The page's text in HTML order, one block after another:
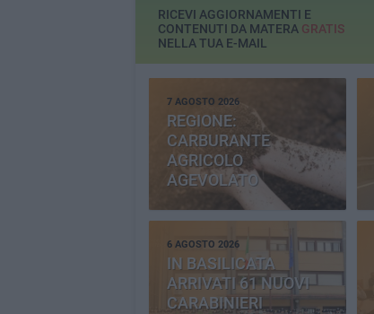
RICEVI AGGIORNAMENTI E
CONTENUTI DA MATERA GRATIS
NELLA TUA E-MAIL
7 AGOSTO 2026
REGIONE:
CARBURANTE
AGRICOLO
AGEVOLATO
6 AGOSTO 2026
IN BASILICATA
ARRIVATI 61 NUOVI
CARABINIERI